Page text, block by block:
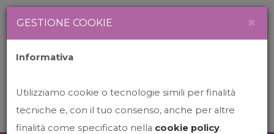
GESTIONE COOKIE ×
Informativa
Utilizziamo cookie o tecnologie simili per finalità
tecniche e, con il tuo consenso, anche per altre
finalità come specificato nella cookie policy.